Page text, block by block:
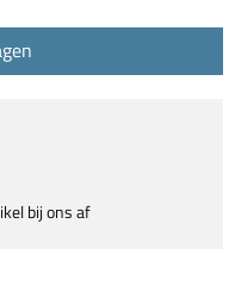
bij ons af